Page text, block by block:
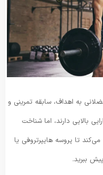
به اهداف، سابقه تمرینی و
بالایی دارند، اما شناخت
تا پروسه هایپرتروفی یا
ببرید.